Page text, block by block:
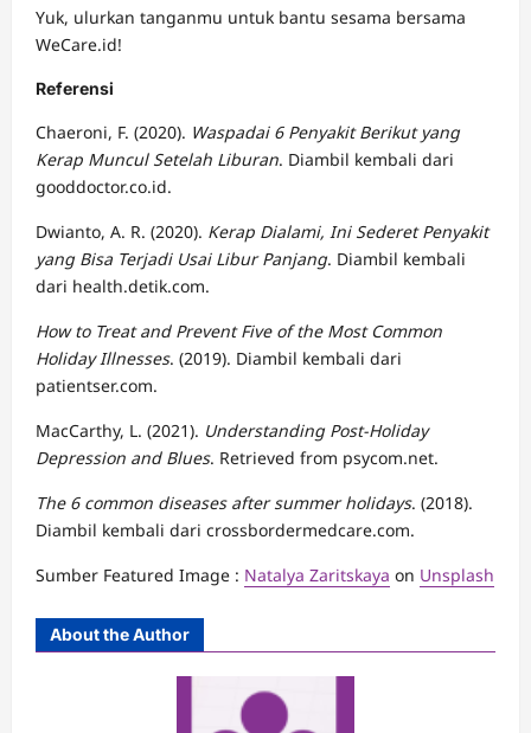
Yuk, ulurkan tanganmu untuk bantu sesama bersama
WeCare.id!
Referensi
Chaeroni, F. (2020). Waspadai 6 Penyakit Berikut yang
Kerap Muncul Setelah Liburan. Diambil kembali dari
gooddoctor.co.id.
Dwianto, A. R. (2020). Kerap Dialami, Ini Sederet Penyakit
yang Bisa Terjadi Usai Libur Panjang. Diambil kembali
dari health.detik.com.
How to Treat and Prevent Five of the Most Common
Holiday Illnesses. (2019). Diambil kembali dari
patientser.com.
MacCarthy, L. (2021). Understanding Post-Holiday
Depression and Blues. Retrieved from psycom.net.
The 6 common diseases after summer holidays. (2018).
Diambil kembali dari crossbordermedcare.com.
Sumber Featured Image : Natalya Zaritskaya on Unsplash
About the Author